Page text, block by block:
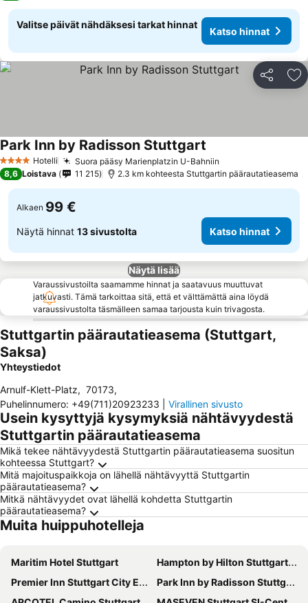
Valitse päivät nähdäksesi tarkat hinnat
Katso hinnat
Jaa
4 Tähtiluokitus
Hotelli Suora pääsy Marienplatzin U-Bahniin
Park Inn by Radisson Stuttgart
8,6 Loistava 11 215 2.3 km kohteesta Stuttgartin päärautatieasema
Alkaen 99 €
Näytä hinnat 13 sivustolta Katso hinnat
Näytä lisää
Varaussivustoilta saamamme hinnat ja saatavuus muuttuvat
jatkuvasti. Tämä tarkoittaa sitä, että et välttämättä aina löydä
varaussivustolta täsmälleen samaa tarjousta kuin trivagosta.
Stuttgartin päärautatieasema (Stuttgart,
Saksa)
Yhteystiedot
Arnulf-Klett-Platz, 70173,
Puhelinnumero: +49(711)20923233 Virallinen sivusto
Usein kysyttyjä kysymyksiä nähtävyydestä
Stuttgartin päärautatieasema
Mikä tekee nähtävyydestä Stuttgartin päärautatieasema suositun
kohteessa Stuttgart?
Mitä majoituspaikkoja on lähellä nähtävyyttä Stuttgartin
päärautatieasema?
Mitkä nähtävyydet ovat lähellä kohdetta Stuttgartin
päärautatieasema?
Muita huippuhotelleja
Maritim Hotel Stuttgart
Hampton by Hilton Stuttgart City Centre
Premier Inn Stuttgart City Europaviertel
Park Inn by Radisson Stuttgart